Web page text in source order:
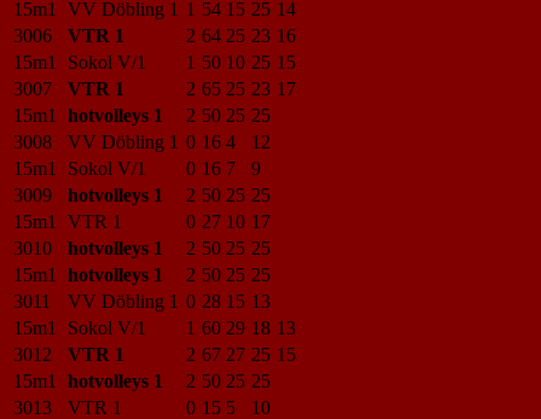
15m1
VV Döbling 1 1 54 15 25 14
3006
VTR 1 2 64 25 23 16
15m1
Sokol V/1 1 50 10 25 15
3007
VTR 1 2 65 25 23 17
15m1
hotvolleys 1 2 50 25 25
3008
VV Döbling 1 0 16 4
12
15m1
Sokol V/1 0 16 7
9
3009
hotvolleys 1 2 50 25 25
15m1
VTR 1 0 27 10 17
3010
hotvolleys 1 2 50 25 25
15m1
hotvolleys 1 2 50 25 25
3011
VV Döbling 1 0 28 15 13
15m1
Sokol V/1 1 60 29 18 13
3012
VTR 1 2 67 27 25 15
15m1
hotvolleys 1 2 50 25 25
3013
VTR 1 0 15 5
10